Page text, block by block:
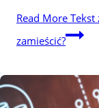
Read More Tekst
zamieścić?